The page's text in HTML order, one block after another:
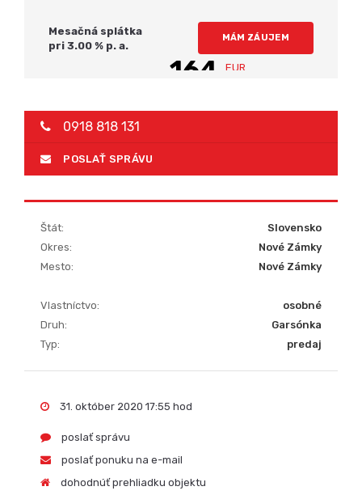
MÁM ZÁUJEM
Mesačná splátka
pri 3.00 % p. a.
164 EUR
0918 818 131
POSLAŤ SPRÁVU
Štát:
Slovensko
Okres:
Nové Zámky
Mesto:
Nové Zámky
Vlastníctvo:
osobné
Druh:
Garsónka
Typ:
predaj
31. október 2020 17:55 hod
poslať správu
poslať ponuku na e-mail
dohodnúť prehliadku objektu